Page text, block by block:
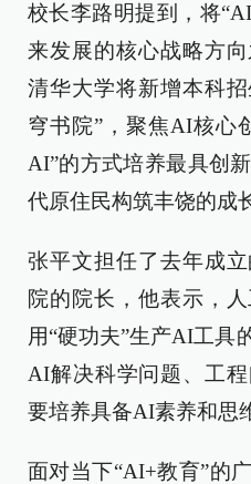
校长李路明提到，将
来发展的核心战略方
清华大学将新增本科
穹书院”，聚焦AI核心
AI”的方式培养最具创
代原住民构筑丰饶的成
张平文担任了去年成
院的院长，他表示，
用“硬功夫”生产AI工具
AI解决科学问题、工
要培养具备AI素养和思
面对当下“AI+教育”的